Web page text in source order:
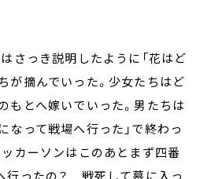
さっき説明したように「花はど
摘んでいった。少女たちはど
とへ嫁いでいった。男たちは
って戦場へ行った」で終わっ
ッカーソンはこのあとまず四番
行ったの？ 戦死して墓に入っ